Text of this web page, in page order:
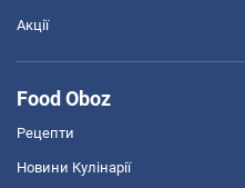
Акції
Food Oboz
Рецепти
Новини Кулінарії